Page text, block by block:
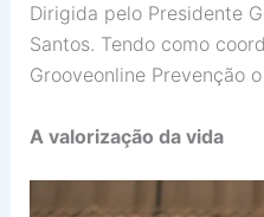
Dirigida pelo Presidente
Santos. Tendo como
Grooveonline Prevenção
A valorização da vida